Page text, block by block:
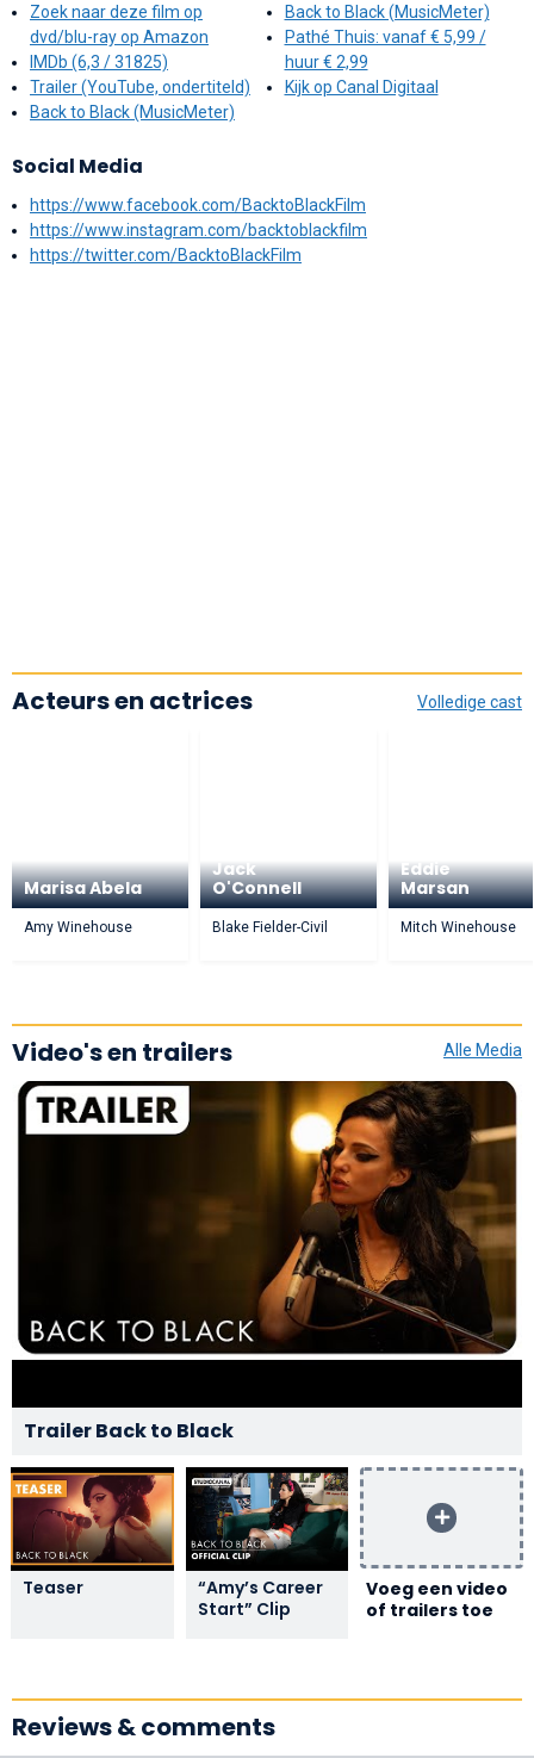
Zoek naar deze film op
dvd/blu-ray op Amazon
IMDb (6,3 / 31825)
Trailer (YouTube, ondertiteld)
Back to Black (MusicMeter)
Back to Black (MusicMeter)
Pathé Thuis: vanaf € 5,99 /
huur € 2,99
Kijk op Canal Digitaal
Social Media
https://www.facebook.com/BacktoBlackFilm
https://www.instagram.com/backtoblackfilm
https://twitter.com/BacktoBlackFilm
Volledige cast
Acteurs en actrices
Marisa Abela
Amy Winehouse
Jack
O'Connell
Blake Fielder-Civil
Eddie
Marsan
Mitch Winehouse
Alle Media
Video's en trailers
Trailer Back to Black
Teaser
“Amy’s Career
Start” Clip
Voeg een video
of trailers toe
Reviews & comments